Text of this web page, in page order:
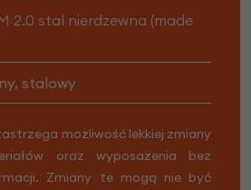
2.0 stal nierdzewna (made
stalowy
możliwość lekkiej zmiany
oraz wyposażenia bez
Zmiany te mogą nie być